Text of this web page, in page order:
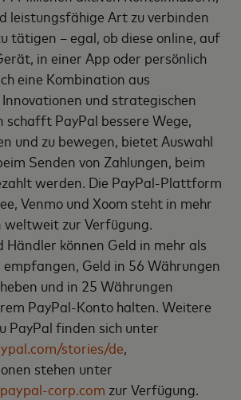
leistungsfähige Art zu verbinden
tätigen – egal, ob diese online, auf
in einer App oder persönlich
eine Kombination aus
und strategischen
PayPal bessere Wege,
und zu bewegen, bietet Auswahl
Senden von Zahlungen, beim
werden. Die PayPal-Plattform
Venmo und Xoom steht in mehr
zur Verfügung.
Händler können Geld in mehr als
Geld in 56 Währungen
und in 25 Währungen
PayPal-Konto halten. Weitere
PayPal finden sich unter
stories/de,
stehen unter
corp.com zur Verfügung.